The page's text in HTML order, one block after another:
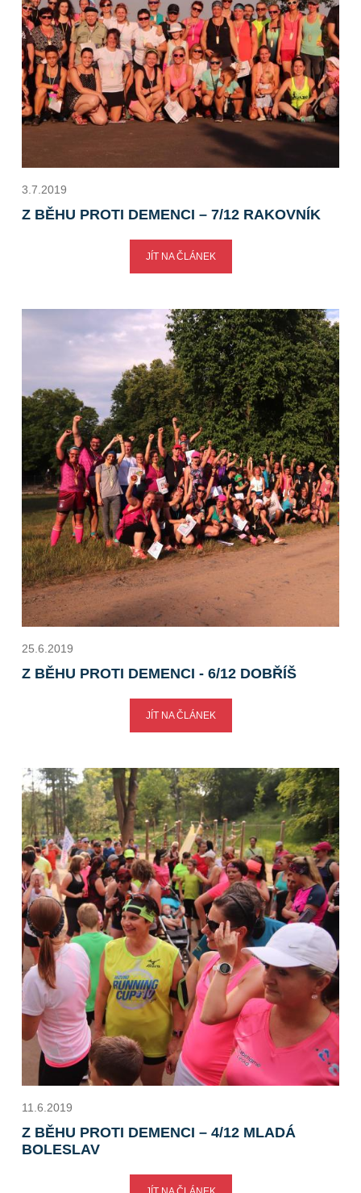
3.7.2019
Z BĚHU PROTI DEMENCI – 7/12 RAKOVNÍK
JÍT NA ČLÁNEK
25.6.2019
Z BĚHU PROTI DEMENCI - 6/12 DOBŘÍŠ
JÍT NA ČLÁNEK
11.6.2019
Z BĚHU PROTI DEMENCI – 4/12 MLADÁ
BOLESLAV